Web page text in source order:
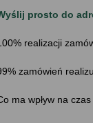
prosto do
realizacji
zamówień
ma wpływ na